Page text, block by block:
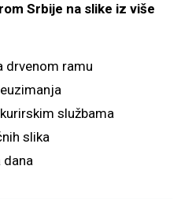
Srbije na slike iz više
drvenom ramu
službama
slika
dana